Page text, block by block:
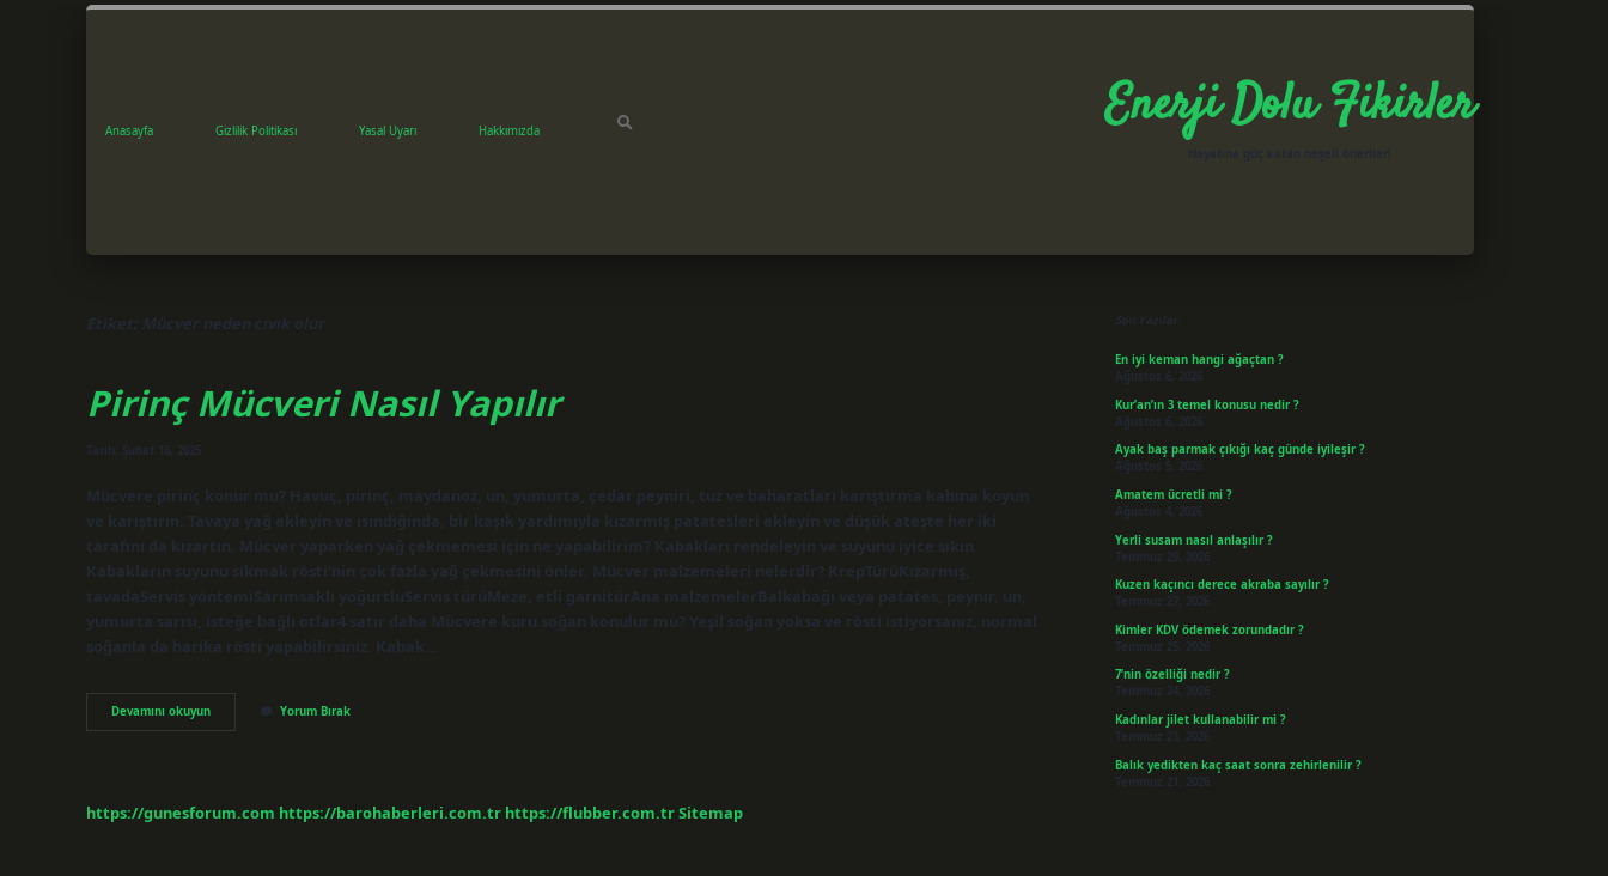
Anasayfa Gizlilik Politikası Yasal Uyarı Hakkımızda Enerji Dolu Fikirler
Etiket: Mücver neden cıvık olur
Pirinç Mücveri Nasıl Yapılır
Tarih: Şubat 16, 2025
Mücvere pirinç konur mu? Havuç, pirinç, maydanoz, un, yumurta, çedar peyniri, tuz ve baharatları karıştırma kabına koyun
ve karıştırın. Tavaya yağ ekleyin ve ısındığında, bir kaşık yardımıyla kızarmış patatesleri ekleyin ve düşük ateşte her iki
tarafını da kızartın. Mücver yaparken yağ çekmemesi için ne yapabilirim? Kabakları rendeleyin ve suyunu iyice sıkın.
Kabakların suyunu sıkmak rösti’nin çok fazla yağ çekmesini önler. Mücver malzemeleri nelerdir? KrepTürüKızarmış,
tavadaServis yöntemiSarımsaklı yoğurtluServis türüMeze, etli garnitürAna malzemelerBalkabağı veya patates, peynir, un,
yumurta sarısı, isteğe bağlı otlar4 satır daha Mücvere kuru soğan konulur mu? Yeşil soğan yoksa ve rösti istiyorsanız, normal
soğanla da harika rösti yapabilirsiniz. Kabak…
Devamını okuyunPirinç
Mücveri
Yorum Bırak
https://gunesforum.com https://barohaberleri.com.tr https://flubber.com.trSitemap
Son Yazılar
En iyi keman hangi ağaçtan ?
Ağustos 6, 2026
Kur’an’ın 3 temel konusu nedir ?
Ağustos 6, 2026
Ayak baş parmak çıkığı kaç günde iyileşir ?
Ağustos 5, 2026
Amatem ücretli mi ?
Ağustos 4, 2026
Yerli susam nasıl anlaşılır ?
Temmuz 29, 2026
Kuzen kaçıncı derece akraba sayılır ?
Temmuz 27, 2026
Kimler KDV ödemek zorundadır ?
Temmuz 25, 2026
7’nin özelliği nedir ?
Temmuz 24, 2026
Kadınlar jilet kullanabilir mi ?
Temmuz 23, 2026
Balık yedikten kaç saat sonra zehirlenilir ?
Temmuz 21, 2026